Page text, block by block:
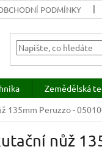
PODMÍNKY
Zemědělská
135mm Peruzzo -
nůž